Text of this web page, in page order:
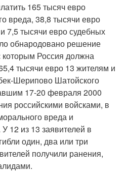
165 тысяч евро
вреда, 38,8 тысячи евро
7,5 тысячи евро судебных
обнародовано решение
Россия должна
тысячи евро 13 жителям и
Шерипово Шатойского
17-20 февраля 2000
российскими войсками, в
вреда и
12 из 13 заявителей в
один, два или три
получили ранения,